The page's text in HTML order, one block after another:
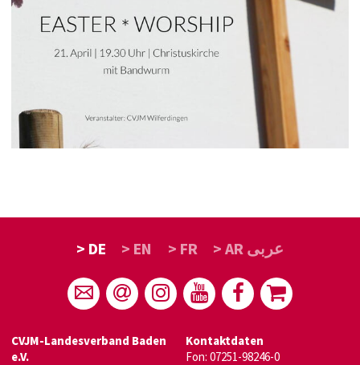
> DE > EN > FR > AR عربى
CVJM-Landesverband Baden
e.V.
Kontaktdaten
Fon: 07251-98246-0